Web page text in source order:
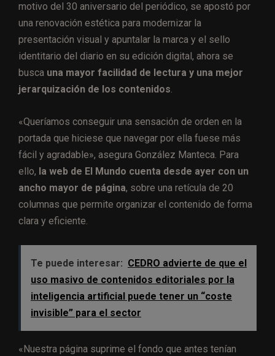
motivo del 30 aniversario del periódico, se apostó por
una renovación estética para modernizar la
presentación visual y apuntalar la marca y el sello
identitario del diario en su edición digital, ahora se
busca una mayor facilidad de lectura y una mejor
jerarquización de los contenidos.
«Queríamos conseguir una sensación de orden en la
portada que hiciese que navegar por ella fuese más
fácil y agradable», asegura González Manteca. Para
ello, la web de El Mundo cuenta desde ayer con un
ancho mayor de página, sobre una retícula de 20
columnas que permite organizar el contenido de forma
clara y eficiente.
Te puede interesar: CEDRO advierte de que el
uso masivo de contenidos editoriales por la
inteligencia artificial puede tener un “coste
invisible” para el sector
«Nuestra página suprime el fondo que antes tenían